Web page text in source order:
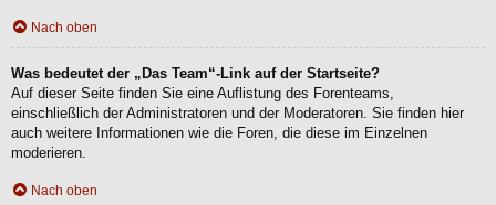
Nach oben
Was bedeutet der „Das Team“-Link auf der Startseite?
Auf dieser Seite finden Sie eine Auflistung des Forenteams,
einschließlich der Administratoren und der Moderatoren. Sie finden hier
auch weitere Informationen wie die Foren, die diese im Einzelnen
moderieren.
Nach oben